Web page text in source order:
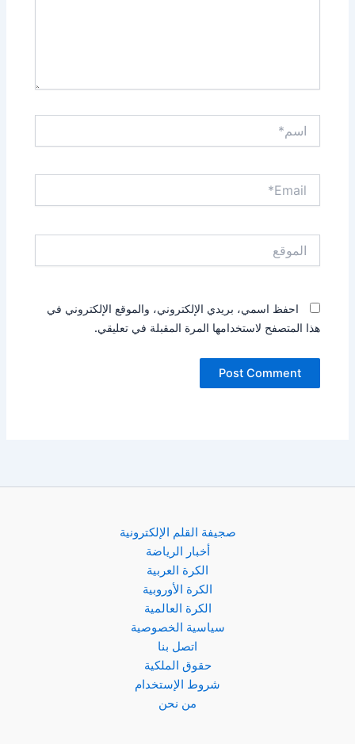
احفظ اسمي، بريدي الإلكتروني، والموقع الإلكتروني في
هذا المتصفح لاستخدامها المرة المقبلة في تعليقي.
صجيفة القلم الإلكترونية
أخبار الرياضة
الكرة العربية
الكرة الأوروبية
الكرة العالمية
سياسية الخصوصية
اتصل بنا
حقوق الملكية
شروط الإستخدام
من نحن